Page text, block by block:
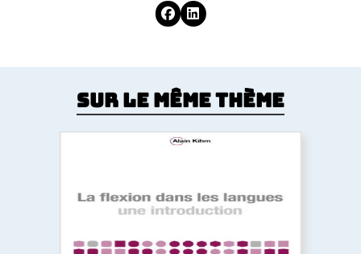
Sur le même thème
La flexion dans les langues. Une